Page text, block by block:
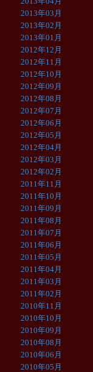
2013年03月
2013年02月
2013年01月
2012年12月
2012年11月
2012年10月
2012年09月
2012年08月
2012年07月
2012年06月
2012年05月
2012年04月
2012年03月
2012年02月
2011年11月
2011年10月
2011年09月
2011年08月
2011年07月
2011年06月
2011年05月
2011年04月
2011年03月
2011年02月
2010年11月
2010年10月
2010年09月
2010年08月
2010年06月
2010年05月